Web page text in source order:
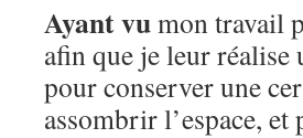
Ayant vumon travail
afin que je leur réalise
pour conserver une
assombrir l’espace,